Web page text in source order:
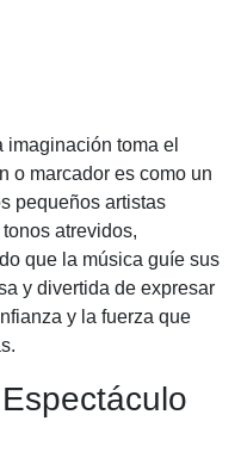
toma el
o marcador es como un
pequeños artistas
atrevidos,
que la música guíe sus
y divertida de expresar
y la fuerza que